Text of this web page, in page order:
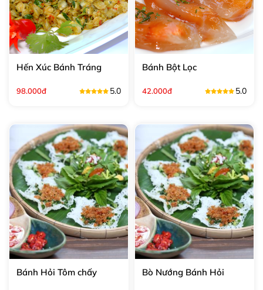
Hến Xúc Bánh Tráng
98.000đ 5.0
Bánh Bột Lọc
42.000đ 5.0
Bánh Hỏi Tôm chấy Bò Nướng Bánh Hỏi